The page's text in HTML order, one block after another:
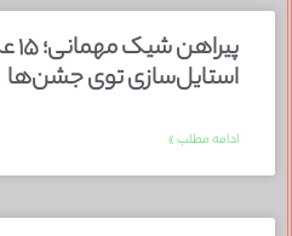
استایل‌سازی توی جشن‌ها
ادامه مطلب »